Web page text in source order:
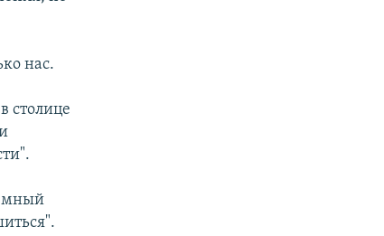
нас.
столице